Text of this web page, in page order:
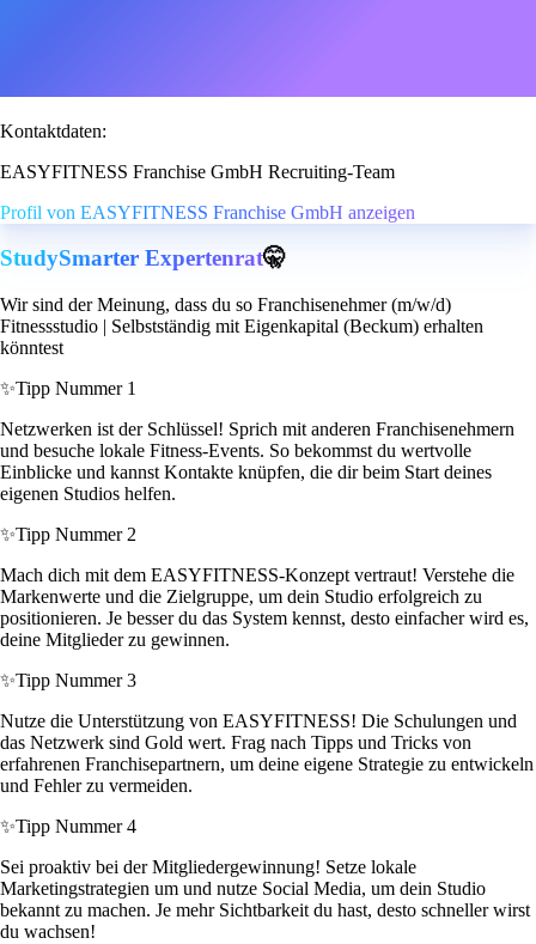
Kontaktdaten:
EASYFITNESS Franchise GmbH Recruiting-Team
Profil von EASYFITNESS Franchise GmbH anzeigen
StudySmarter Expertenrat🤫
Wir sind der Meinung, dass du so Franchisenehmer (m/w/d)
Fitnessstudio | Selbstständig mit Eigenkapital (Beckum) erhalten
könntest
✨Tipp Nummer 1
Netzwerken ist der Schlüssel! Sprich mit anderen Franchisenehmern
und besuche lokale Fitness-Events. So bekommst du wertvolle
Einblicke und kannst Kontakte knüpfen, die dir beim Start deines
eigenen Studios helfen.
✨Tipp Nummer 2
Mach dich mit dem EASYFITNESS-Konzept vertraut! Verstehe die
Markenwerte und die Zielgruppe, um dein Studio erfolgreich zu
positionieren. Je besser du das System kennst, desto einfacher wird es,
deine Mitglieder zu gewinnen.
✨Tipp Nummer 3
Nutze die Unterstützung von EASYFITNESS! Die Schulungen und
das Netzwerk sind Gold wert. Frag nach Tipps und Tricks von
erfahrenen Franchisepartnern, um deine eigene Strategie zu entwickeln
und Fehler zu vermeiden.
✨Tipp Nummer 4
Sei proaktiv bei der Mitgliedergewinnung! Setze lokale
Marketingstrategien um und nutze Social Media, um dein Studio
bekannt zu machen. Je mehr Sichtbarkeit du hast, desto schneller wirst
du wachsen!